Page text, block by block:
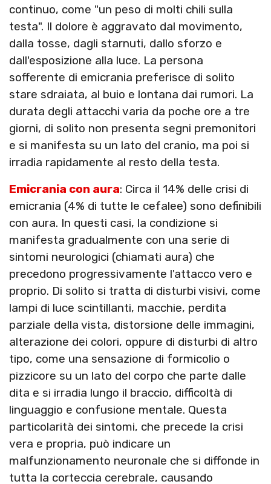
continuo, come "un peso di molti chili sulla
testa". Il dolore è aggravato dal movimento,
dalla tosse, dagli starnuti, dallo sforzo e
dall'esposizione alla luce. La persona
sofferente di emicrania preferisce di solito
stare sdraiata, al buio e lontana dai rumori. La
durata degli attacchi varia da poche ore a tre
giorni, di solito non presenta segni premonitori
e si manifesta su un lato del cranio, ma poi si
irradia rapidamente al resto della testa.
Emicrania con aura: Circa il 14% delle crisi di
emicrania (4% di tutte le cefalee) sono definibili
con aura. In questi casi, la condizione si
manifesta gradualmente con una serie di
sintomi neurologici (chiamati aura) che
precedono progressivamente l'attacco vero e
proprio. Di solito si tratta di disturbi visivi, come
lampi di luce scintillanti, macchie, perdita
parziale della vista, distorsione delle immagini,
alterazione dei colori, oppure di disturbi di altro
tipo, come una sensazione di formicolio o
pizzicore su un lato del corpo che parte dalle
dita e si irradia lungo il braccio, difficoltà di
linguaggio e confusione mentale. Questa
particolarità dei sintomi, che precede la crisi
vera e propria, può indicare un
malfunzionamento neuronale che si diffonde in
tutta la corteccia cerebrale, causando